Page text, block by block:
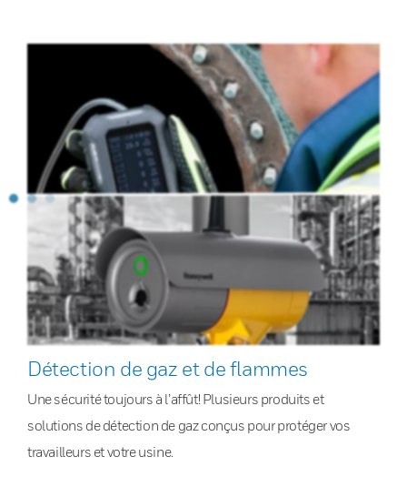
Détection de gaz et de flammes
Une sécurité toujours à l’affût! Plusieurs produits et
solutions de détection de gaz conçus pour protéger vos
travailleurs et votre usine.